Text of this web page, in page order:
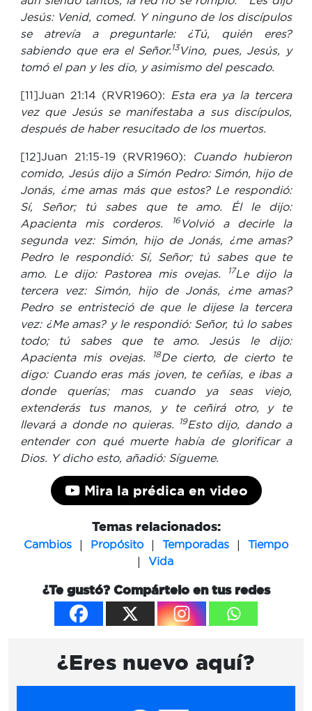
Jesús: Venid, comed. Y ninguno de los discípulos
se atrevía a preguntarle: ¿Tú, quién eres?
sabiendo que era el Señor. 13Vino, pues, Jesús, y
tomó el pan y les dio, y asimismo del pescado.
[11]Juan 21:14 (RVR1960): Esta era ya la tercera
vez que Jesús se manifestaba a sus discípulos,
después de haber resucitado de los muertos.
[12]Juan 21:15-19 (RVR1960): Cuando hubieron
comido, Jesús dijo a Simón Pedro: Simón, hijo de
Jonás, ¿me amas más que estos? Le respondió:
Sí, Señor; tú sabes que te amo. Él le dijo:
Apacienta mis corderos.
16 Volvió a decirle la
segunda vez: Simón, hijo de Jonás, ¿me amas?
Pedro le respondió: Sí, Señor; tú sabes que te
amo. Le dijo: Pastorea mis ovejas.
17Le dijo la
tercera vez: Simón, hijo de Jonás, ¿me amas?
Pedro se entristeció de que le dijese la tercera
vez: ¿Me amas? y le respondió: Señor, tú lo sabes
todo; tú sabes que te amo. Jesús le dijo:
Apacienta mis ovejas.
18De cierto, de cierto te
digo: Cuando eras más joven, te ceñías, e ibas a
donde querías; mas cuando ya seas viejo,
extenderás tus manos, y te ceñirá otro, y te
llevará a donde no quieras.
19Esto dijo, dando a
entender con qué muerte había de glorificar a
Dios. Y dicho esto, añadió: Sígueme.
Mira la prédica en video
Temas relacionados:
Cambios | Propósito | Temporadas | Tiempo
| Vida
¿Te gustó? Compártelo en tus redes
¿Eres nuevo aquí?